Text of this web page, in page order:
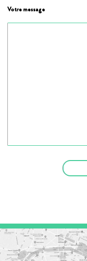
Votre message